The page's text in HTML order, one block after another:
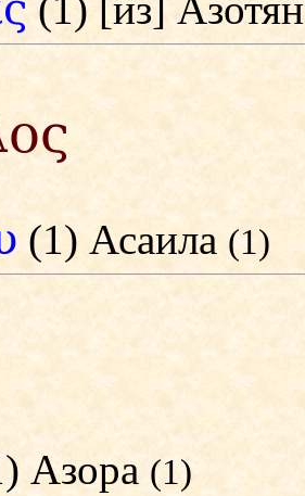
(1) Асаила (1)
Азора (1)